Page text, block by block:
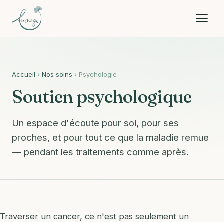
Accueil › Nos soins › Psychologie
Soutien psychologique
Un espace d'écoute pour soi, pour ses
proches, et pour tout ce que la maladie remue
— pendant les traitements comme après.
Traverser un cancer, ce n'est pas seulement un